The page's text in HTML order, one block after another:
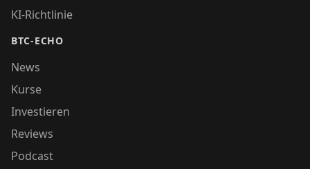
KI-Richtlinie
BTC-ECHO
News
Kurse
Investieren
Reviews
Podcast